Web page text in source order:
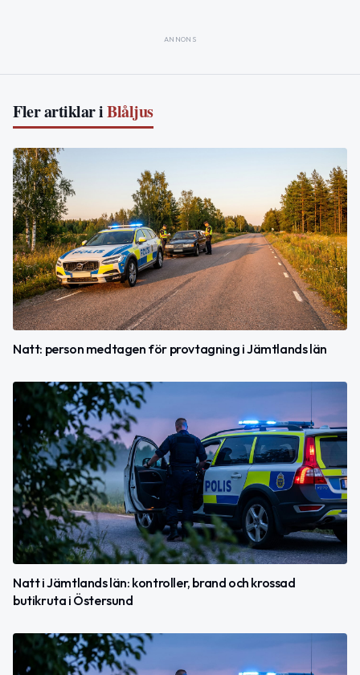
ANNONS
Fler artiklar iBlåljus
Natt: person medtagen för provtagning i Jämtlands län
Natt i Jämtlands län: kontroller, brand och krossad
butikruta i Östersund